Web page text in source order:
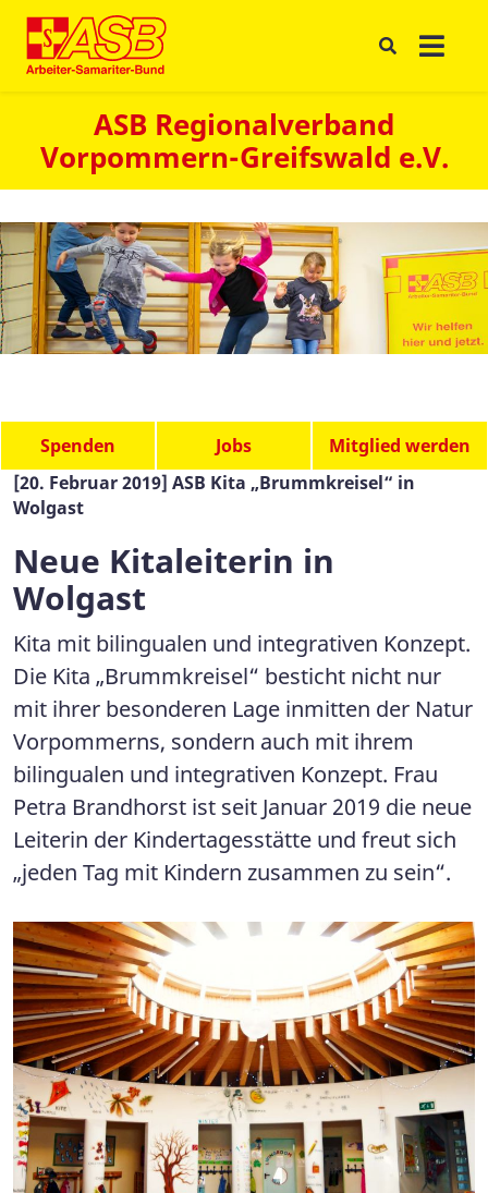
ASB Regionalverband
Vorpommern-Greifswald e.V.
Spenden Jobs
Mitglied werden
[20. Februar 2019] ASB Kita „Brummkreisel“ in
Wolgast
Neue Kitaleiterin in
Wolgast
Kita mit bilingualen und integrativen Konzept.
Die Kita „Brummkreisel“ besticht nicht nur
mit ihrer besonderen Lage inmitten der Natur
Vorpommerns, sondern auch mit ihrem
bilingualen und integrativen Konzept. Frau
Petra Brandhorst ist seit Januar 2019 die neue
Leiterin der Kindertagesstätte und freut sich
„jeden Tag mit Kindern zusammen zu sein“.